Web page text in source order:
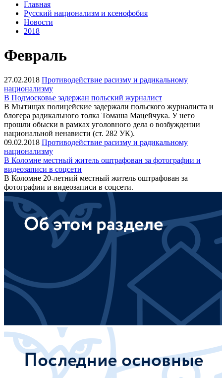
Главная
Русский национализм и ксенофобия
Новости
2018
Февраль
27.02.2018 Противодействие расизму и радикальному
национализму
В Подмосковье задержан польский журналист
В Мытищах полицейские задержали польского журналиста и
блогера радикального толка Томаша Мацейчука. У него
прошли обыски в рамках уголовного дела о возбуждении
национальной ненависти (ст. 282 УК).
09.02.2018 Противодействие расизму и радикальному
национализму
В Коломне местный житель оштрафован за фотографии и
видеозаписи в соцсети
В Коломне 20-летний местный житель оштрафован за
фотографии и видеозаписи в соцсети.